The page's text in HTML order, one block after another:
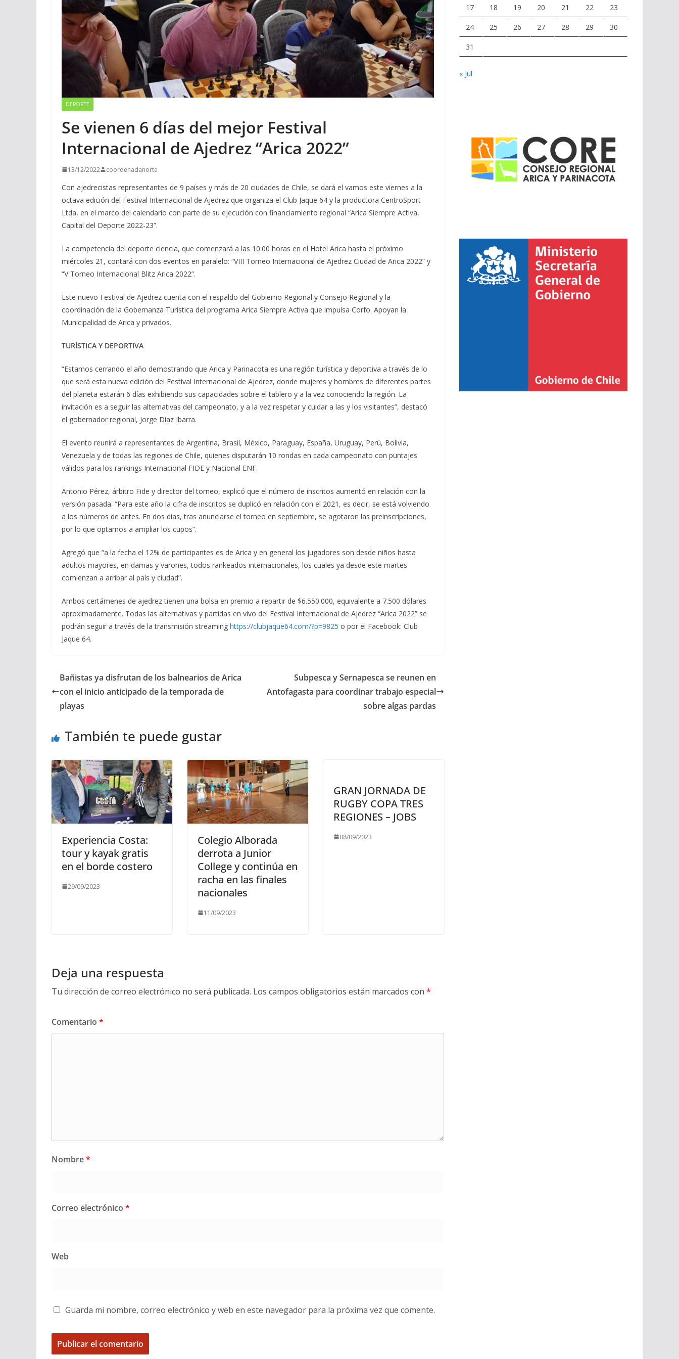
DEPORTE
Se vienen 6 días del mejor Festival
Internacional de Ajedrez “Arica 2022”
13/12/2022 coordenadanorte
Con ajedrecistas representantes de 9 países y más de 20 ciudades de Chile, se dará el vamos este viernes a la
octava edición del Festival Internacional de Ajedrez que organiza el Club Jaque 64 y la productora CentroSport
Ltda, en el marco del calendario con parte de su ejecución con financiamiento regional “Arica Siempre Activa,
Capital del Deporte 2022-23”.
La competencia del deporte ciencia, que comenzará a las 10:00 horas en el Hotel Arica hasta el próximo
miércoles 21, contará con dos eventos en paralelo: “VIII Torneo Internacional de Ajedrez Ciudad de Arica 2022” y
“V Torneo Internacional Blitz Arica 2022”.
Este nuevo Festival de Ajedrez cuenta con el respaldo del Gobierno Regional y Consejo Regional y la
coordinación de la Gobernanza Turística del programa Arica Siempre Activa que impulsa Corfo. Apoyan la
Municipalidad de Arica y privados.
TURÍSTICA Y DEPORTIVA
“Estamos cerrando el año demostrando que Arica y Parinacota es una región turística y deportiva a través de lo
que será esta nueva edición del Festival Internacional de Ajedrez, donde mujeres y hombres de diferentes partes
del planeta estarán 6 días exhibiendo sus capacidades sobre el tablero y a la vez conociendo la región. La
invitación es a seguir las alternativas del campeonato, y a la vez respetar y cuidar a las y los visitantes”, destacó
el gobernador regional, Jorge Díaz Ibarra.
El evento reunirá a representantes de Argentina, Brasil, México, Paraguay, España, Uruguay, Perú, Bolivia,
Venezuela y de todas las regiones de Chile, quienes disputarán 10 rondas en cada campeonato con puntajes
válidos para los rankings Internacional FIDE y Nacional ENF.
Antonio Pérez, árbitro Fide y director del torneo, explicó que el número de inscritos aumentó en relación con la
versión pasada. “Para este año la cifra de inscritos se duplicó en relación con el 2021, es decir, se está volviendo
a los números de antes. En dos días, tras anunciarse el torneo en septiembre, se agotaron las preinscripciones,
por lo que optamos a ampliar los cupos”.
Agregó que “a la fecha el 12% de participantes es de Arica y en general los jugadores son desde niños hasta
adultos mayores, en damas y varones, todos rankeados internacionales, los cuales ya desde este martes
comienzan a arribar al país y ciudad”.
Ambos certámenes de ajedrez tienen una bolsa en premio a repartir de $6.550.000, equivalente a 7.500 dólares
aproximadamente. Todas las alternativas y partidas en vivo del Festival Internacional de Ajedrez “Arica 2022” se
podrán seguir a través de la transmisión streaming https://clubjaque64.com/?p=9825 o por el Facebook: Club
Jaque 64.
Bañistas ya disfrutan de los balnearios de Arica
con el inicio anticipado de la temporada de
playas
Subpesca y Sernapesca se reunen en
Antofagasta para coordinar trabajo especial
sobre algas pardas
También te puede gustar
Experiencia Costa:
tour y kayak gratis
en el borde costero
29/09/2023
Colegio Alborada
derrota a Junior
College y continúa en
racha en las finales
nacionales
11/09/2023
GRAN JORNADA DE
RUGBY COPA TRES
REGIONES – JOBS
08/09/2023
Deja una respuesta
Tu dirección de correo electrónico no será publicada. Los campos obligatorios están marcados con *
Comentario *
Nombre*
Correo electrónico *
Web
Guarda mi nombre, correo electrónico y web en este navegador para la próxima vez que comente.
17 18 19 20 21 22 23
24 25 26 27 28 29 30
31
« Jul